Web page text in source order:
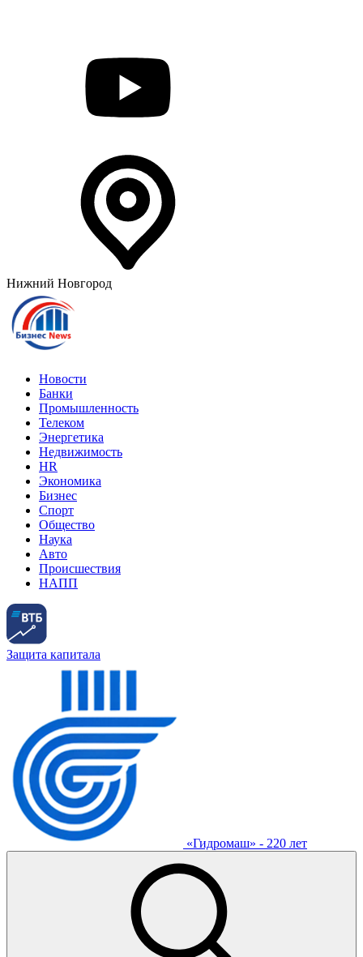
Нижний Новгород
Новости
Банки
Промышленность
Телеком
Энергетика
Недвижимость
HR
Экономика
Бизнес
Спорт
Общество
Наука
Авто
Происшествия
НАПП
Защита капитала
«Гидромаш» - 220 лет